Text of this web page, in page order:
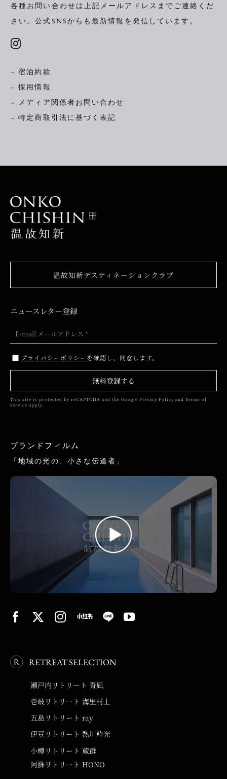
各種お問い合わせは上記メールアドレスまでご連絡くだ
さい。公式SNSからも最新情報を発信しています。
– 宿泊約款
– 採用情報
– メディア関係者お問い合わせ
– 特定商取引法に基づく表記
温故知新デスティネーションクラブ
ニュースレター登録
プライバシーポリシーを確認し、同意します。
無料登録する
This site is protected by reCAPTCHA and the Google Privacy Policy and Terms of
Service apply.
ブランドフィルム
「地域の光の、小さな伝道者」
RETREAT SELECTION
瀬戸内リトリート 青凪
壱岐リトリート 海里村上
五島リトリート ray
伊豆リトリート 熱川粋光
小樽リトリート 蔵群
阿蘇リトリート HONO